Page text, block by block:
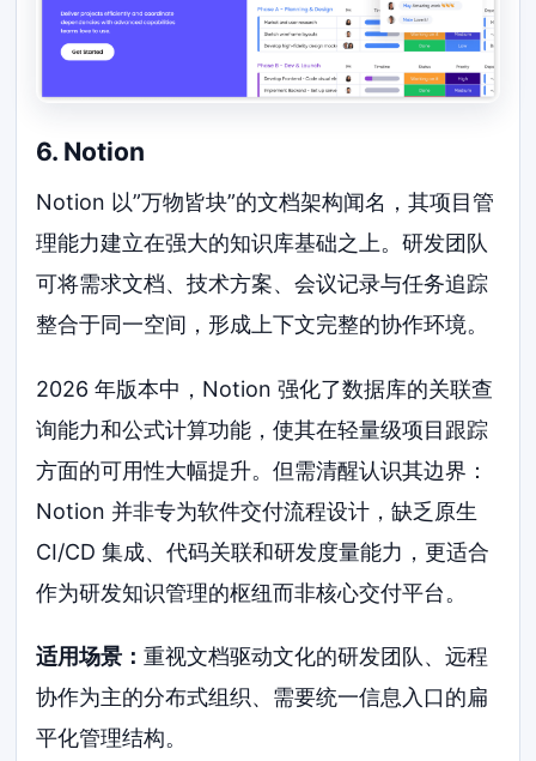
6. Notion
Notion 以”万物皆块”的文档架构闻名，其项目管
理能力建立在强大的知识库基础之上。研发团队
可将需求文档、技术方案、会议记录与任务追踪
整合于同一空间，形成上下文完整的协作环境。
2026 年版本中，Notion 强化了数据库的关联查
询能力和公式计算功能，使其在轻量级项目跟踪
方面的可用性大幅提升。但需清醒认识其边界：
Notion 并非专为软件交付流程设计，缺乏原生
CI/CD 集成、代码关联和研发度量能力，更适合
作为研发知识管理的枢纽而非核心交付平台。
适用场景：重视文档驱动文化的研发团队、远程
协作为主的分布式组织、需要统一信息入口的扁
平化管理结构。